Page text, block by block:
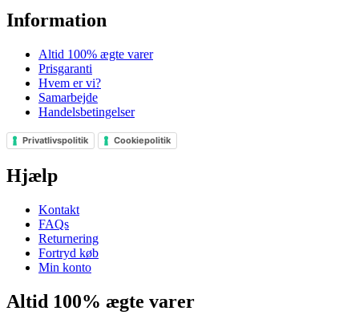
Information
Altid 100% ægte varer
Prisgaranti
Hvem er vi?
Samarbejde
Handelsbetingelser
Privatlivspolitik Cookiepolitik
Hjælp
Kontakt
FAQs
Returnering
Fortryd køb
Min konto
Altid 100% ægte varer